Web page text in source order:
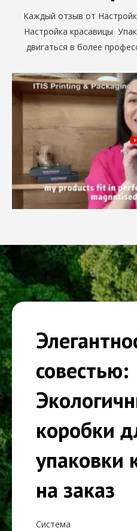
Каждый отзыв от
Настройка красавицы
двигаться в более
совестью:
коробки
упаковки
на заказ
Система